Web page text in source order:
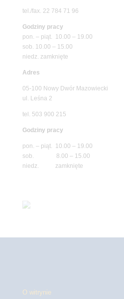
tel./fax. 22 784 71 96
Godziny pracy
pon. – piąt. 10.00 – 19.00
sob. 10.00 – 15.00
niedz. zamknięte
Adres
05-100 Nowy Dwór Mazowiecki
ul. Leśna 2
tel. 503 900 215
Godziny pracy
pon. – piąt. 10.00 – 19.00
sob. 8.00 – 15.00
niedz. zamknięte
O witrynie